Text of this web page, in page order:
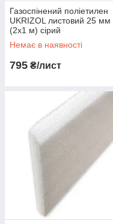
Газоспінений поліетилен
UKRIZOL листовий 25 мм
(2х1 м) сірий
Немає в наявності
795 ₴/лист